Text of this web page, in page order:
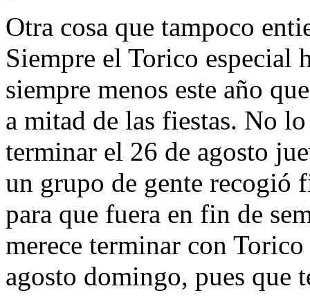
Otra cosa que tampoco
Siempre el Torico especial
siempre menos este año
a mitad de las fiestas. No
terminar el 26 de agosto
un grupo de gente recogió
para que fuera en fin de
merece terminar con
agosto domingo, pues que